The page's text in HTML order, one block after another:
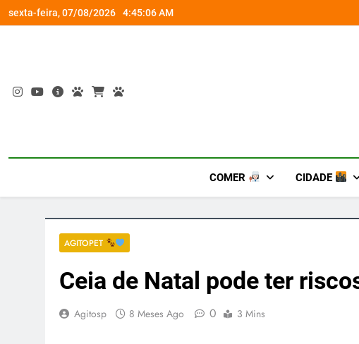
Skip
to
sexta-feira, 07/08/2026 4:45:06 AM
a Nova Orquestra Cobasi participa do GoldeN GatoFest 2026 e
COMER CIDADE
AGITOPET
Ceia de Natal pode ter
Agitosp 8 Meses Ago 0 3 Mins